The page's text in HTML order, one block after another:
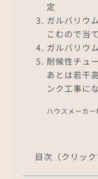
定
ガルバリウ
こむので当
ガルバリウ
耐候性チュ
あとは若干
ンク工事に
ハウスメーカー
目次（クリック